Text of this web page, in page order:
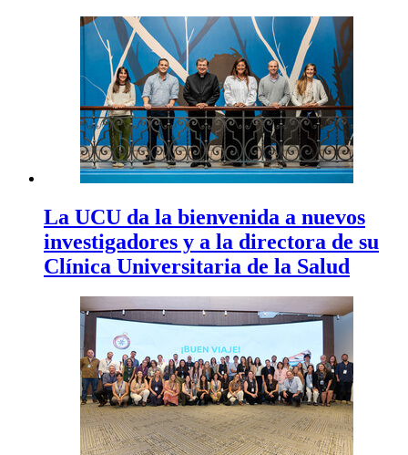
La UCU da la bienvenida a nuevos
investigadores y a la directora de su
Clínica Universitaria de la Salud